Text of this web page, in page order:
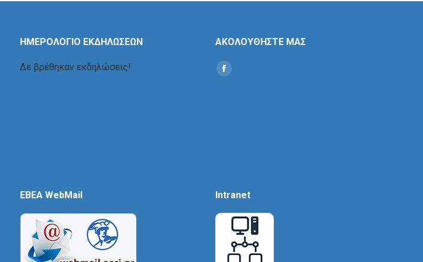
ΗΜΕΡΟΛΟΓΙΟ ΕΚΔΗΛΩΣΕΩΝ
Δε βρέθηκαν εκδηλώσεις!
ΑΚΟΛΟΥΘΗΣΤΕ ΜΑΣ
Find us on:
Social
EBEA WebMail Intranet